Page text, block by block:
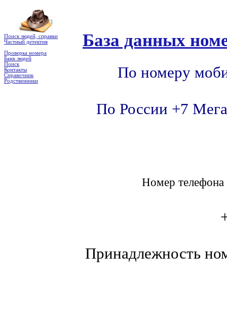
Поиск людей, справки
Частный детектив
Проверка номера
Банк людей
Поиск
Контакты
Справочник
Родственники
База данных
По номеру
По России +7
Номер
Принадлежность